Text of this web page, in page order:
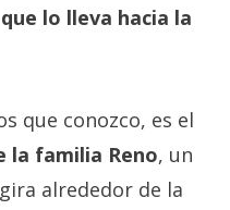
lo lleva hacia la
que conozco, es el
la familia Reno, un
alrededor de la